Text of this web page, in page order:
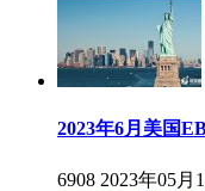
2023年6月美国
6908 2023年05月